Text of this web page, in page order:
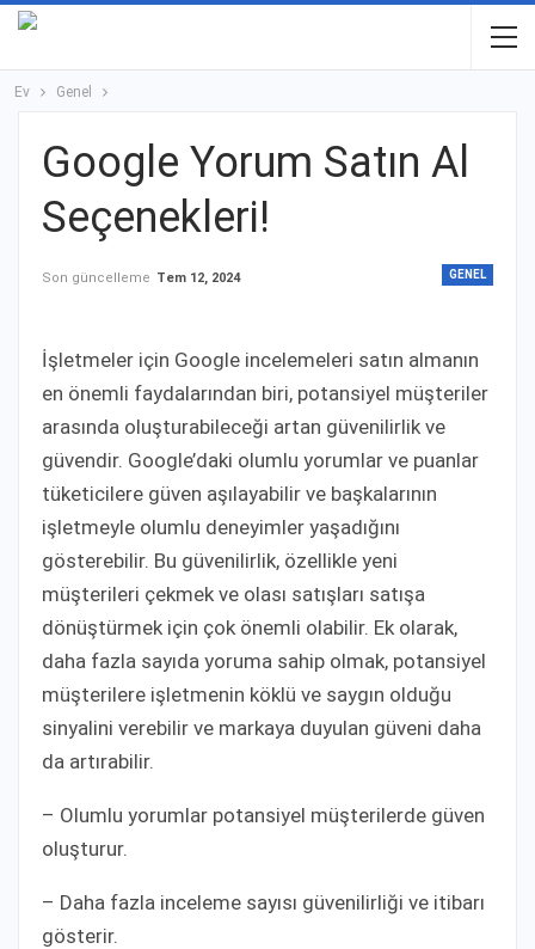
Ev Genel
Google Yorum Satın Al
Seçenekleri!
GENEL
Son güncelleme Tem 12, 2024
İşletmeler için Google incelemeleri satın almanın
en önemli faydalarından biri, potansiyel müşteriler
arasında oluşturabileceği artan güvenilirlik ve
güvendir. Google’daki olumlu yorumlar ve puanlar
tüketicilere güven aşılayabilir ve başkalarının
işletmeyle olumlu deneyimler yaşadığını
gösterebilir. Bu güvenilirlik, özellikle yeni
müşterileri çekmek ve olası satışları satışa
dönüştürmek için çok önemli olabilir. Ek olarak,
daha fazla sayıda yoruma sahip olmak, potansiyel
müşterilere işletmenin köklü ve saygın olduğu
sinyalini verebilir ve markaya duyulan güveni daha
da artırabilir.
– Olumlu yorumlar potansiyel müşterilerde güven
oluşturur.
– Daha fazla inceleme sayısı güvenilirliği ve itibarı
gösterir.